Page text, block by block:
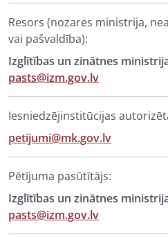
Resors (nozares ministrija,
vai pašvaldība):
Izglītības un zinātnes
pasts@izm.gov.lv
Iesniedzējinstitūcijas
petijumi@mk.gov.lv
Pētījuma pasūtītājs:
Izglītības un zinātnes
pasts@izm.gov.lv